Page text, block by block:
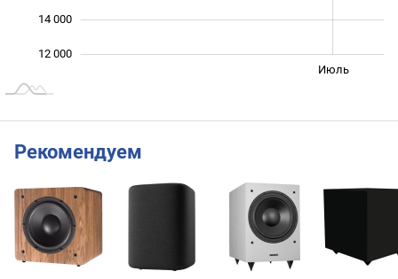
12 000
14 000
Июль
Рекомендуем